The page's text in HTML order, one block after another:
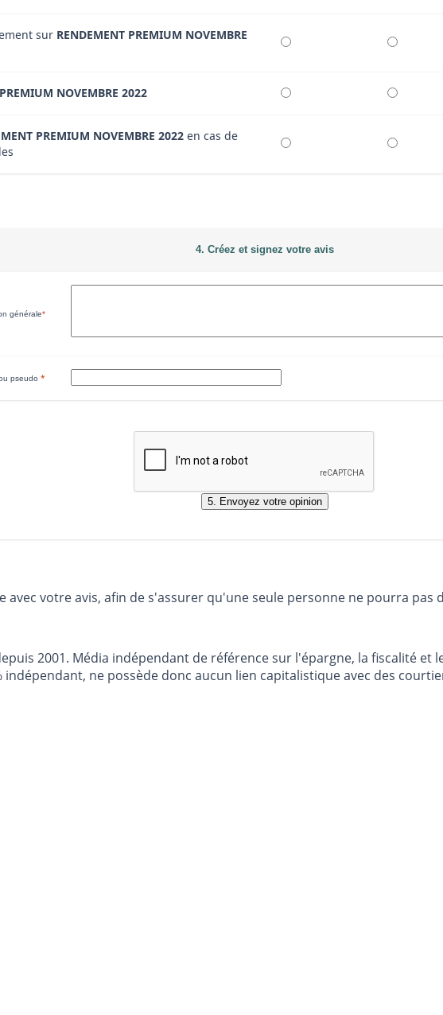
sur RENDEMENT PREMIUM NOVEMBRE
NOVEMBRE 2022
PREMIUM NOVEMBRE 2022 en cas de
4. Créez et signez votre avis
générale*
pseudo *
avec votre avis, afin de s'assurer qu'une seule personne ne pourra
2001. Média indépendant de référence sur l'épargne, la fiscalité
ne possède donc aucun lien capitalistique avec des